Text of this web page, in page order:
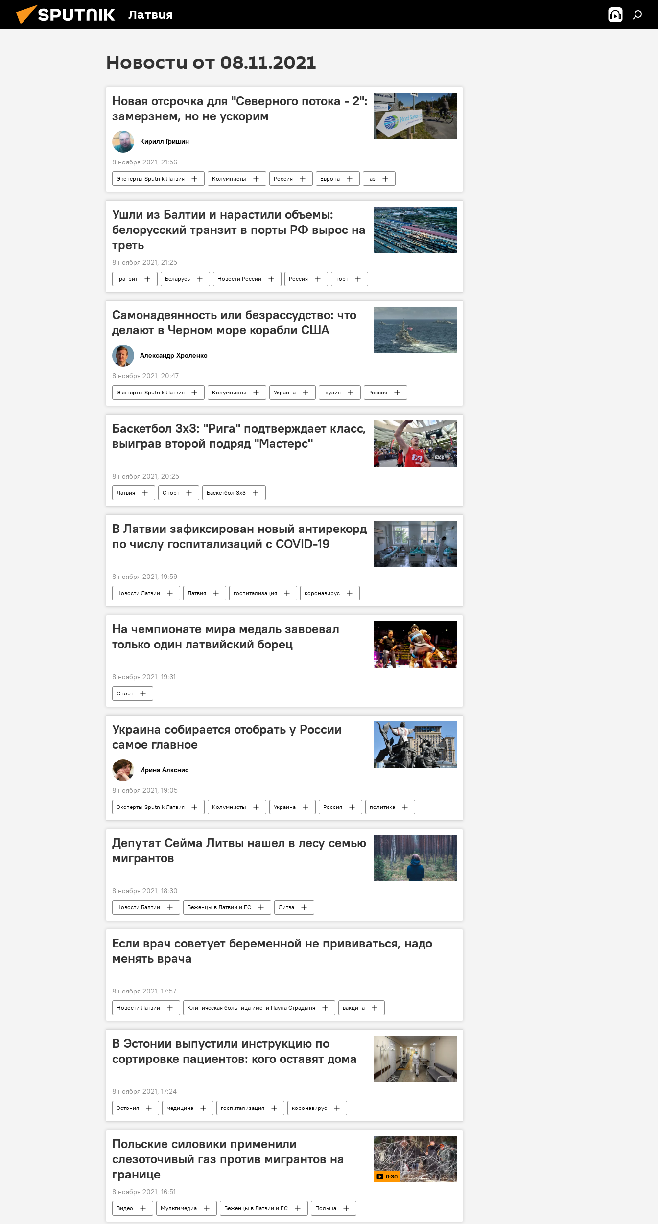
Латвия
Новости от 08.11.2021
Новая отсрочка для "Северного потока - 2":
замерзнем, но не ускорим
Кирилл Гришин
8 ноября 2021, 21:56
Эксперты Sputnik Латвия Колумнисты Россия Европа
газ
"Северный поток - 2" - труба раздора
Ушли из Балтии и нарастили объемы:
белорусский транзит в порты РФ вырос на
треть
8 ноября 2021, 21:25
Транзит Беларусь Новости России Россия
порт
страны Балтии
нефтепродукты Новости экономики Латвии
Самонадеянность или безрассудство: что
делают в Черном море корабли США
Александр Хроленко
8 ноября 2021, 20:47
Эксперты Sputnik Латвия Колумнисты Украина Грузия
Россия
боевые корабли
оборона безопасность
ВМС США
Баскетбол 3х3: "Рига" подтверждает класс,
выиграв второй подряд "Мастерс"
8 ноября 2021, 20:25
Латвия Спорт Баскетбол 3x3
В Латвии зафиксирован новый антирекорд
по числу госпитализаций с COVID-19
8 ноября 2021, 19:59
Новости Латвии Латвия госпитализация коронавирус
На чемпионате мира медаль завоевал
только один латвийский борец
8 ноября 2021, 19:31
Спорт
Украина собирается отобрать у России
самое главное
Ирина Алкснис
8 ноября 2021, 19:05
Эксперты Sputnik Латвия Колумнисты Украина Россия политика
Депутат Сейма Литвы нашел в лесу семью
мигрантов
8 ноября 2021, 18:30
Новости Балтии Беженцы в Латвии и ЕС Литва
Если врач советует беременной не прививаться, надо
менять врача
8 ноября 2021, 17:57
Новости Латвии Клиническая больница имени Паула Страдыня
вакцина
коронавирус
В Эстонии выпустили инструкцию по
сортировке пациентов: кого оставят дома
8 ноября 2021, 17:24
Эстония медицина госпитализация коронавирус
Польские силовики применили
слезоточивый газ против мигрантов на
границе
0:30
8 ноября 2021, 16:51
Видео Мультимедиа Беженцы в Латвии и ЕС Польша